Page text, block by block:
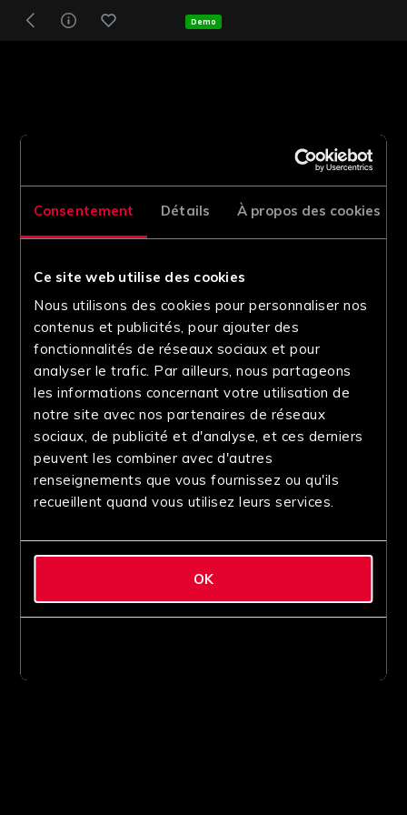
Consentement Détails À propos des cookies
Ce site web utilise des cookies
Nous utilisons des cookies pour personnaliser nos
contenus et publicités, pour ajouter des
fonctionnalités de réseaux sociaux et pour
analyser le trafic. Par ailleurs, nous partageons
les informations concernant votre utilisation de
notre site avec nos partenaires de réseaux
sociaux, de publicité et d'analyse, et ces derniers
peuvent les combiner avec d'autres
renseignements que vous fournissez ou qu'ils
recueillent quand vous utilisez leurs services.
OK
Demo